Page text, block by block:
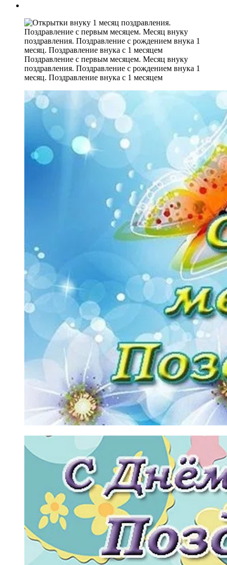
Поздравление с первым месяцем. Месяц внуку
поздравления. Поздравление с рождением внука 1
месяц. Поздравление внука с 1 месяцем